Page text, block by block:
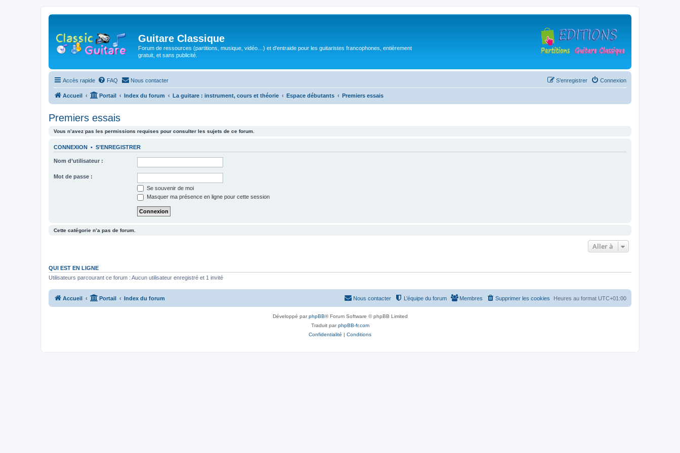
Guitare Classique
Forum de ressources (partitions, musique, vidéo…) et d'entraide pour les guitaristes francophones, entièrement
gratuit, et sans publicité.
Accès rapide FAQ Nous contacter Connexion
S’enregistrer
Accueil Portail Index du forum La guitare : instrument, cours et théorie Espace débutants Premiers essais
Premiers essais
Vous n’avez pas les permissions requises pour consulter les sujets de ce forum.
CONNEXION • S’ENREGISTRER
Nom d’utilisateur :
Mot de passe :
Se souvenir de moi
Masquer ma présence en ligne pour cette session
Cette catégorie n’a pas de forum.
Aller à
QUI EST EN LIGNE
Utilisateurs parcourant ce forum : Aucun utilisateur enregistré et 1 invité
Accueil Portail Index du forum Heures au format UTC+01:00
Supprimer les cookies
Membres
L’équipe du forum
Nous contacter
Développé parphpBB® Forum Software © phpBB Limited
Traduit parphpBB-fr.com
Confidentialité | Conditions